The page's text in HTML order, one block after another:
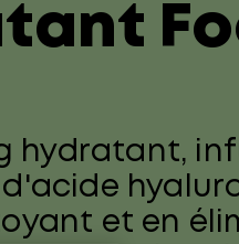
hydratant,
et en